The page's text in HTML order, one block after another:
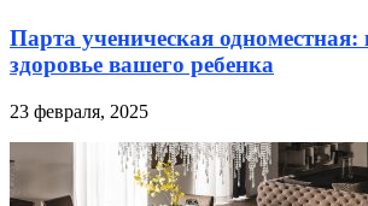
Парта ученическая
здоровье вашего ребенка
23 февраля, 2025